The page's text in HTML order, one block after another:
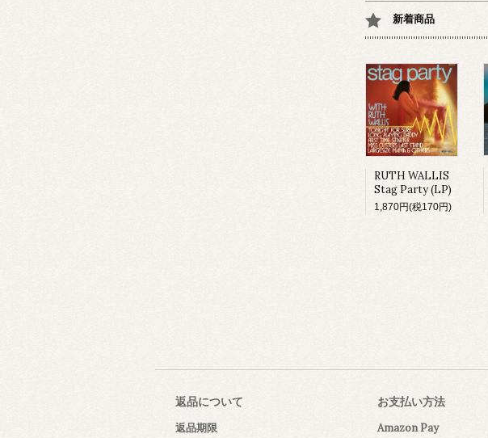
新着商品
RUTH WALLIS
Stag Party (LP)
1,870円(税170円)
返品について
返品期限
お支払い方法
Amazon Pay